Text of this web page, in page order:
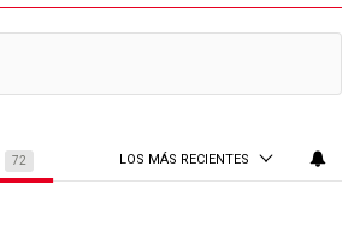
72 LOS MÁS RECIENTES